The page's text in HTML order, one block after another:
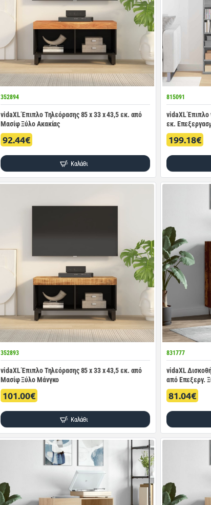
352894
vidaXL Έπιπλο Τηλεόρασης 85 x 33 x 43,5 εκ. από
Μασίφ Ξύλο Ακακίας
92.44€
Καλάθι
815091
vidaXL Έπιπλο
εκ.
199.18€
352893
vidaXL Έπιπλο Τηλεόρασης 85 x 33 x 43,5 εκ. από
Μασίφ Ξύλο Μάνγκο
101.00€
Καλάθι
831777
vidaXL
από Επεξεργ.
81.04€